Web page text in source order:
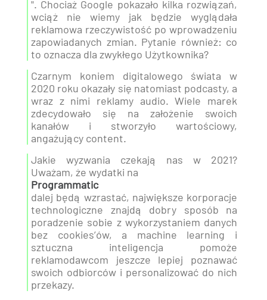
". Chociaż Google pokazało kilka rozwiązań,
wciąż nie wiemy jak będzie wyglądała
reklamowa rzeczywistość po wprowadzeniu
zapowiadanych zmian. Pytanie również: co
to oznacza dla zwykłego Użytkownika?
Czarnym koniem digitalowego świata w
2020 roku okazały się natomiast podcasty, a
wraz z nimi reklamy audio. Wiele marek
zdecydowało się na założenie swoich
kanałów i stworzyło wartościowy,
angażujący content.
Jakie wyzwania czekają nas w 2021?
Uważam, że wydatki na
Programmatic
dalej będą wzrastać, największe korporacje
technologiczne znajdą dobry sposób na
poradzenie sobie z wykorzystaniem danych
bez cookies’ów, a machine learning i
sztuczna inteligencja pomoże
reklamodawcom jeszcze lepiej poznawać
swoich odbiorców i personalizować do nich
przekazy.